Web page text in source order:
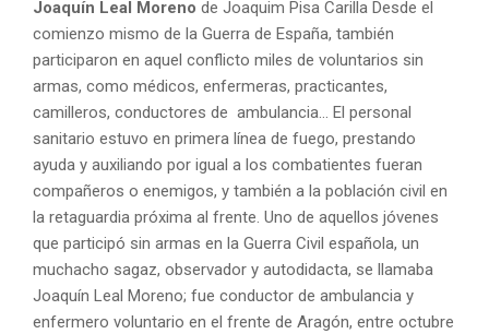
Joaquín Leal Moreno de Joaquim Pisa Carilla Desde el
comienzo mismo de la Guerra de España, también
participaron en aquel conflicto miles de voluntarios sin
armas, como médicos, enfermeras, practicantes,
camilleros, conductores de ambulancia… El personal
sanitario estuvo en primera línea de fuego, prestando
ayuda y auxiliando por igual a los combatientes fueran
compañeros o enemigos, y también a la población civil en
la retaguardia próxima al frente. Uno de aquellos jóvenes
que participó sin armas en la Guerra Civil española, un
muchacho sagaz, observador y autodidacta, se llamaba
Joaquín Leal Moreno; fue conductor de ambulancia y
enfermero voluntario en el frente de Aragón, entre octubre